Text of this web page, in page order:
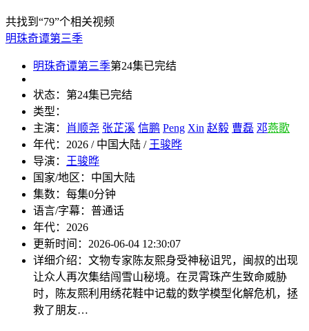
共找到 “79”个相关视频
明珠奇谭第三季
明珠奇谭第三季第24集已完结
状态： 第24集已完结
类型：
主演：
肖顺尧 张芷溪 信鹏 Peng Xin 赵毅 曹磊 邓燕歌
年代： 2026 / 中国大陆 / 王骏晔
导演： 王骏晔
国家/地区： 中国大陆
集数： 每集0分钟
语言/字幕： 普通话
年代： 2026
更新时间： 2026-06-04 12:30:07
详细介绍： 文物专家陈友熙身受神秘诅咒，闽叔的出现
让众人再次集结闯雪山秘境。在灵霄珠产生致命威胁
时，陈友熙利用绣花鞋中记载的数学模型化解危机，拯
救了朋友…